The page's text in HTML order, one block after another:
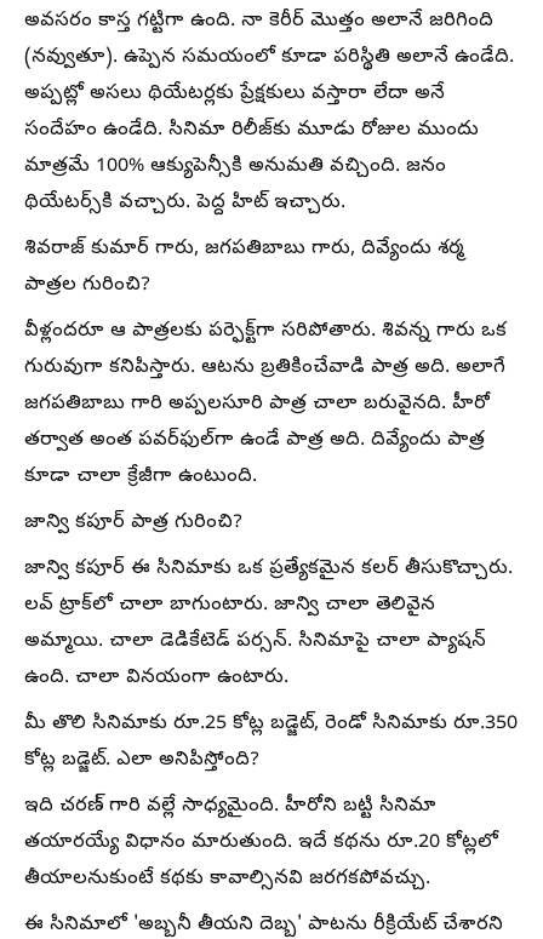
అవసరం కాస్త గట్టిగా ఉంది. నా కెరీర్‌ మొత్తం అలానే జరిగింది
(నవ్వుతూ). ఉప్పెన సమయంలో కూడా పరిస్థితి అలానే ఉండేది.
అప్పట్లో అసలు థియేటర్లకు ప్రేక్షకులు వస్తారా లేదా అనే
సందేహం ఉండేది. సినిమా రిలీజ్‌కు మూడు రోజుల ముందు
మాత్రమే 100% ఆక్యుపెన్సీకి అనుమతి వచ్చింది. జనం
థియేటర్స్‌కి వచ్చారు. పెద్ద హిట్ ఇచ్చారు.
శివరాజ్ కుమార్ గారు, జగపతిబాబు గారు, దివ్యేందు శర్మ
పాత్రల గురించి?
వీళ్లందరూ ఆ పాత్రలకు పర్ఫెక్ట్‌గా సరిపోతారు. శివన్న గారు ఒక
గురువుగా కనిపిస్తారు. ఆటను బ్రతికించేవాడి పాత్ర అది. అలాగే
జగపతిబాబు గారి అప్పలసూరి పాత్ర చాలా బరువైనది. హీరో
తర్వాత అంత పవర్‌ఫుల్‌గా ఉండే పాత్ర అది. దివ్యేందు పాత్ర
కూడా చాలా క్రేజీగా ఉంటుంది.
జాన్వి కపూర్ పాత్ర గురించి?
జాన్వి కపూర్ ఈ సినిమాకు ఒక ప్రత్యేకమైన కలర్ తీసుకొచ్చారు.
లవ్ ట్రాక్‌లో చాలా బాగుంటారు. జాన్వి చాలా తెలివైన
అమ్మాయి. చాలా డెడికేటెడ్ పర్సన్. సినిమాపై చాలా ప్యాషన్
ఉంది. చాలా వినయంగా ఉంటారు.
మీ తొలి సినిమాకు రూ.25 కోట్ల బడ్జెట్, రెండో సినిమాకు రూ.350
కోట్ల బడ్జెట్. ఎలా అనిపిస్తోంది?
ఇది చరణ్ గారి వల్లే సాధ్యమైంది. హీరోని బట్టి సినిమా
తయారయ్యే విధానం మారుతుంది. ఇదే కథను రూ.20 కోట్లలో
తీయాలనుకుంటే కథకు కావాల్సినవి జరగకపోవచ్చు.
ఈ సినిమాలో 'అబ్బనీ తీయని దెబ్బ' పాటను రీక్రియేట్ చేశారని